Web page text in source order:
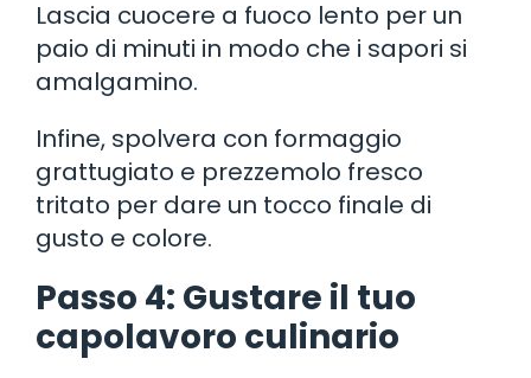
Lascia cuocere a fuoco lento per un
paio di minuti in modo che i sapori si
amalgamino.
Infine, spolvera con formaggio
grattugiato e prezzemolo fresco
tritato per dare un tocco finale di
gusto e colore.
Passo 4: Gustare il tuo
capolavoro culinario